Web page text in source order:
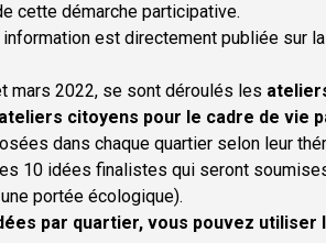
dans un nouvel onglet)
cette démarche participative.
information est directement publiée sur
mars 2022, se sont déroulés les
citoyens pour le cadre de vie
dans chaque quartier selon leur
10 idées finalistes qui seront
portée écologique).
par quartier, vous pouvez utiliser